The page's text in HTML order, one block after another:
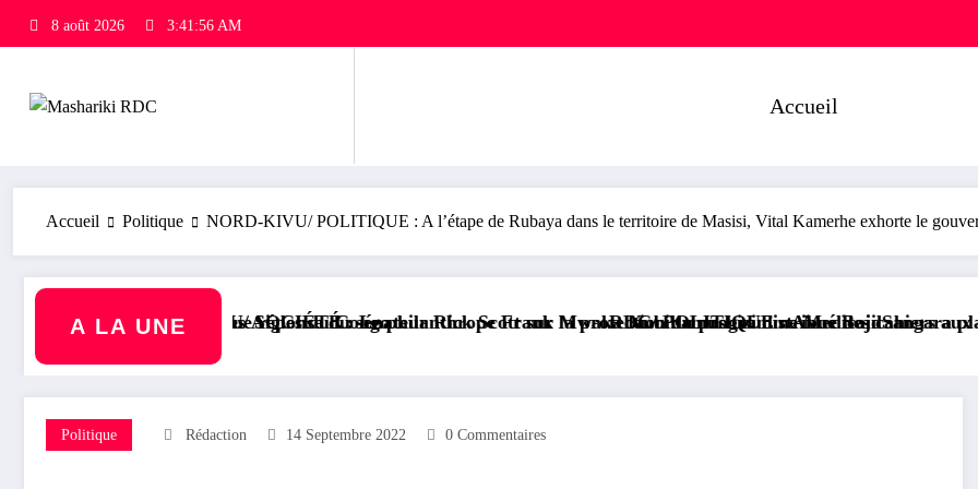
8 août 2026 3:41:56 AM
Accueil
Accueil Politique NORD-KIVU/ POLITIQUE : A l’étape de Rubaya dans le territoire de Masisi, Vital Kamerhe exhorte le
A LA UNE
Aigles du Congo
réponse du sénateur Rick Scott sur la protection du programme Medicaid
SOCIÉTÉ : Le philanthrope Frank Mwaka Kubihamushizi distribue des cahiers aux écoliers de la chefferie
RDC/ POLITIQUE : Aimé Boji Sangara plaide pour un tribunal
RDC/
Politique Rédaction 14 Septembre 2022 0 Commentaires